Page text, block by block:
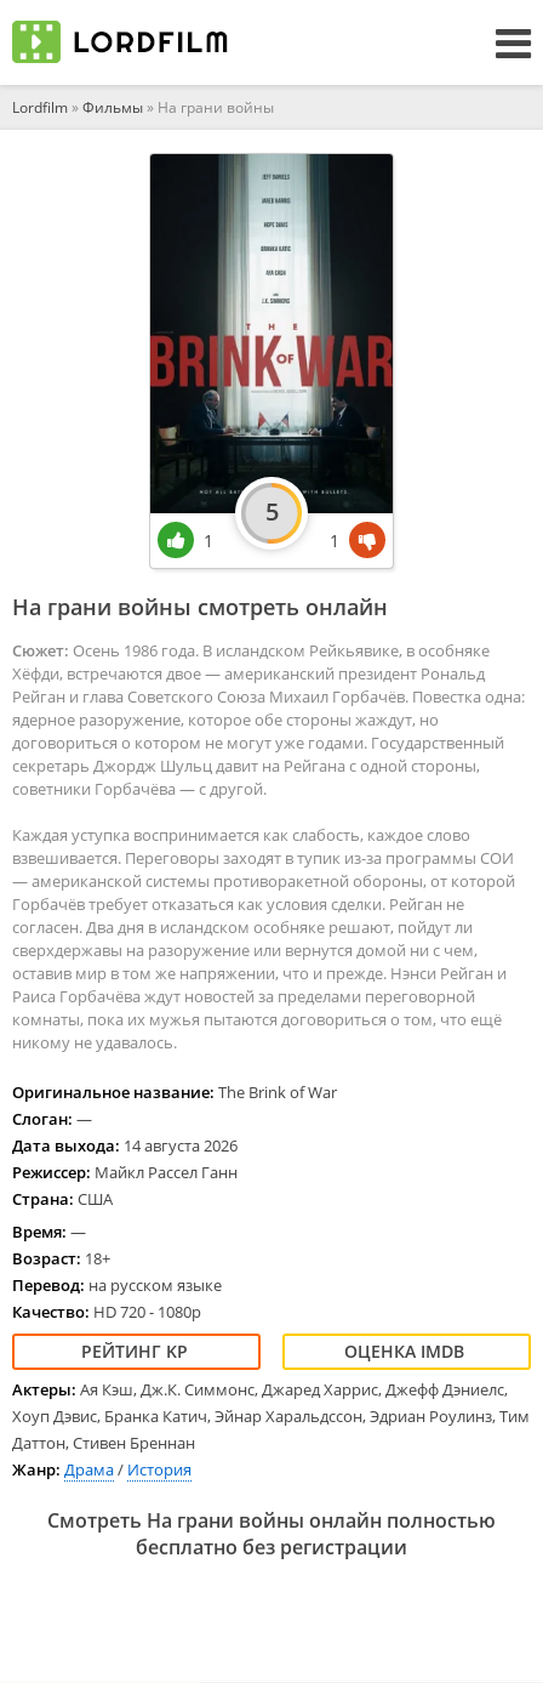
Lordfilm»Фильмы» На грани войны
На грани войны смотреть онлайн
Сюжет: Осень 1986 года. В исландском Рейкьявике, в особняке
Хёфди, встречаются двое — американский президент Рональд
Рейган и глава Советского Союза Михаил Горбачёв. Повестка одна:
ядерное разоружение, которое обе стороны жаждут, но
договориться о котором не могут уже годами. Государственный
секретарь Джордж Шульц давит на Рейгана с одной стороны,
советники Горбачёва — с другой.
Каждая уступка воспринимается как слабость, каждое слово
взвешивается. Переговоры заходят в тупик из-за программы СОИ
— американской системы противоракетной обороны, от которой
Горбачёв требует отказаться как условия сделки. Рейган не
согласен. Два дня в исландском особняке решают, пойдут ли
сверхдержавы на разоружение или вернутся домой ни с чем,
оставив мир в том же напряжении, что и прежде. Нэнси Рейган и
Раиса Горбачёва ждут новостей за пределами переговорной
комнаты, пока их мужья пытаются договориться о том, что ещё
никому не удавалось.
Оригинальное название: The Brink of War
Слоган: —
Дата выхода: 14 августа 2026
Режиссер: Майкл Рассел Ганн
Страна: США
Время: —
Возраст: 18+
Перевод: на русском языке
Качество: HD 720 - 1080p
Актеры: Ая Кэш, Дж.К. Симмонс, Джаред Харрис, Джефф Дэниелс,
Хоуп Дэвис, Бранка Катич, Эйнар Харальдссон, Эдриан Роулинз, Тим
Даттон, Стивен Бреннан
Жанр: Драма/ История
1
5
1
Смотреть На грани войны онлайн полностью
бесплатно без регистрации